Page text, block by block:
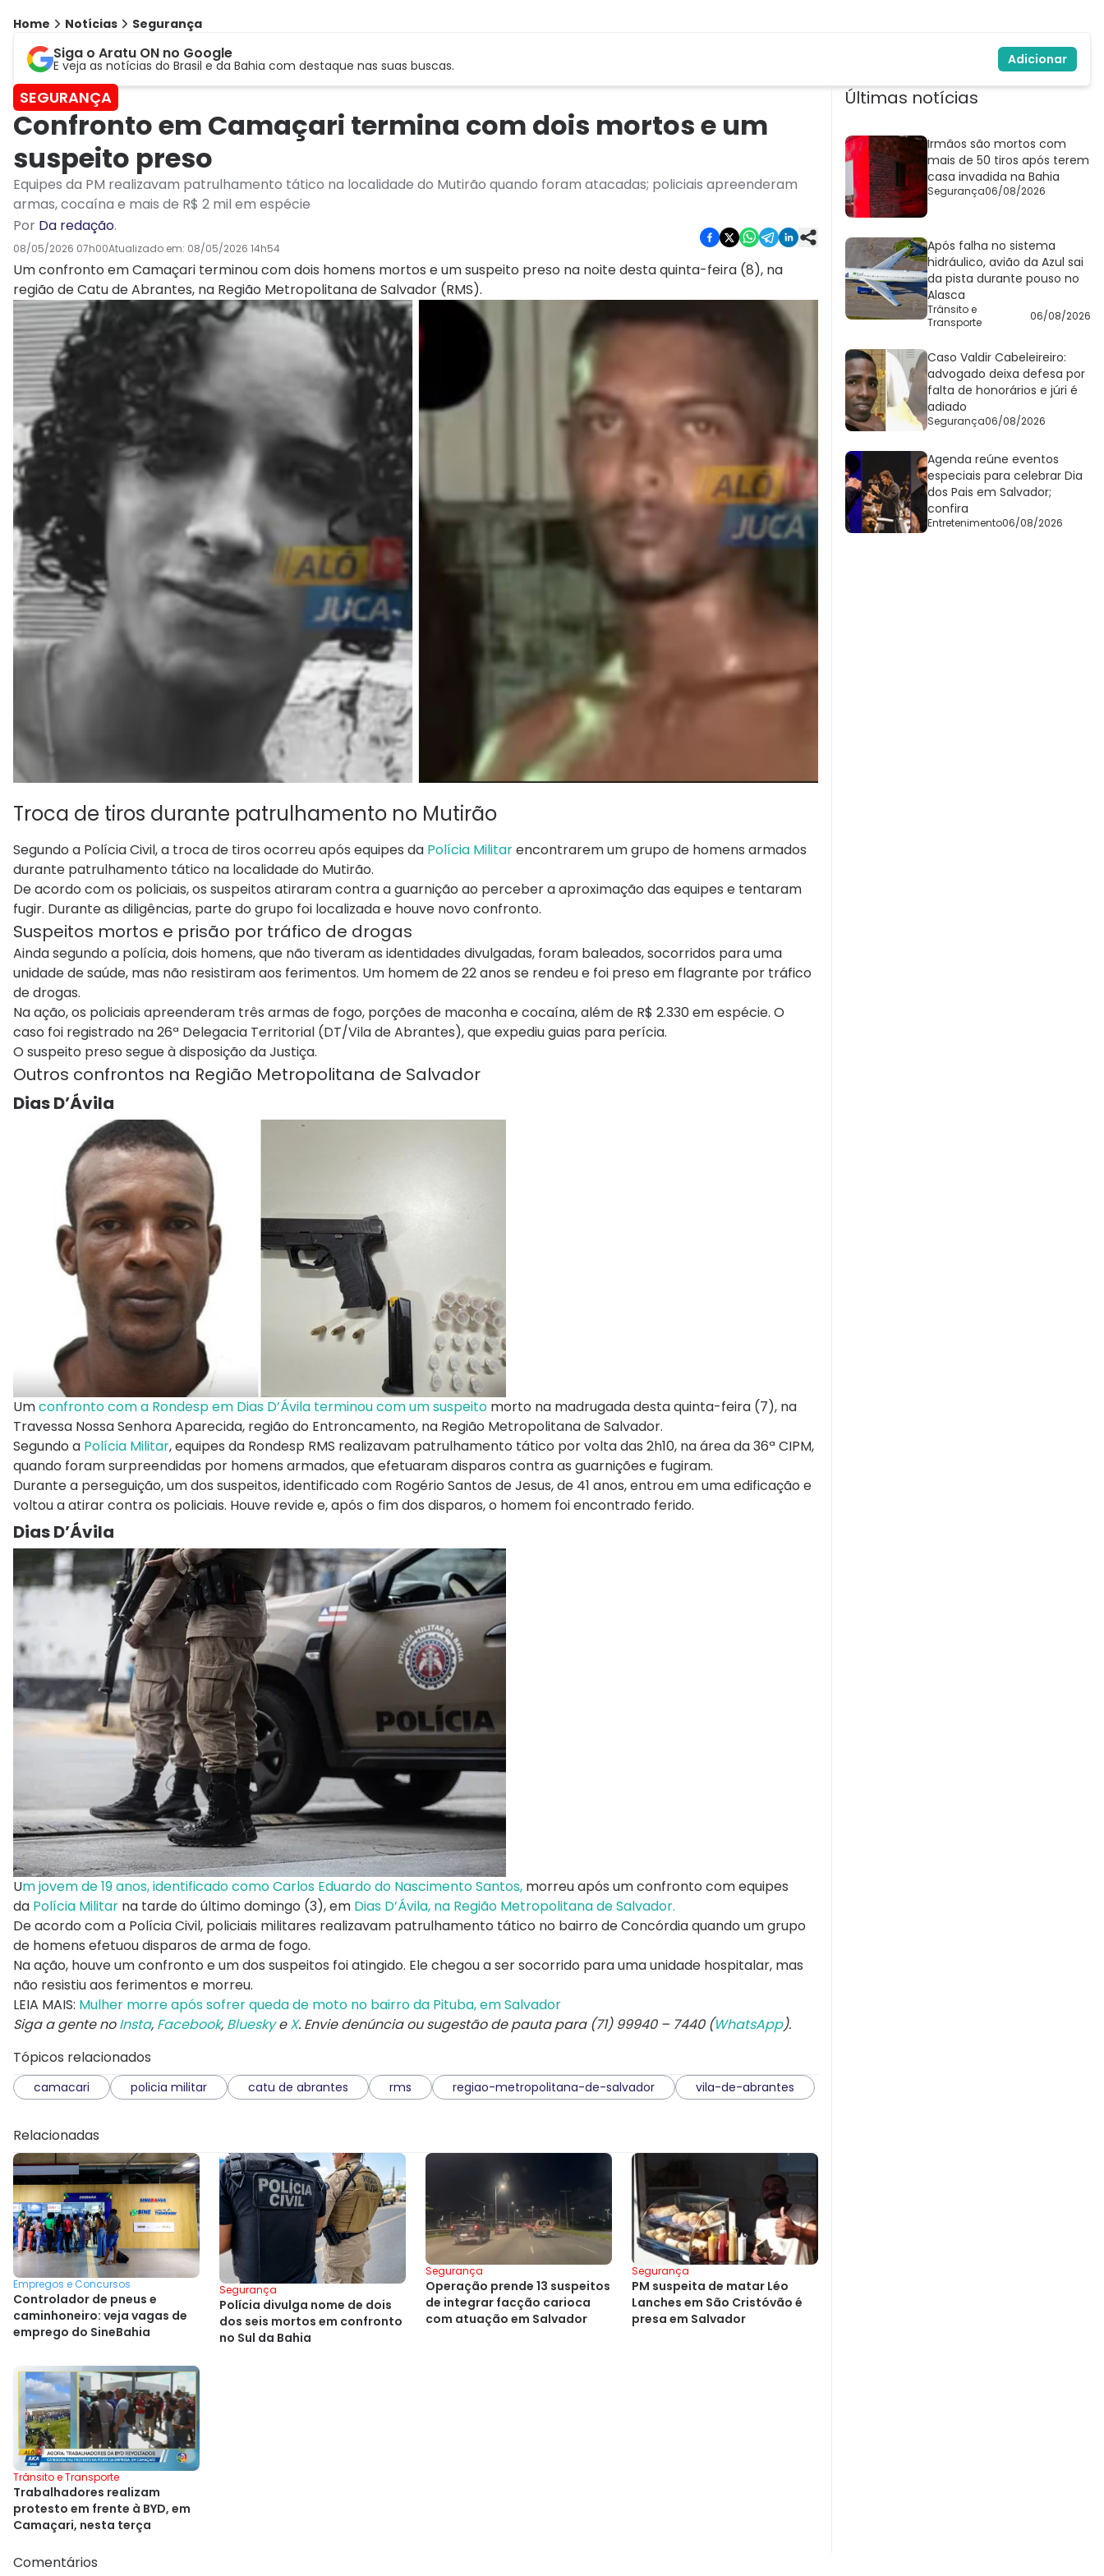
Home Notícias Segurança
Siga o Aratu ON no Google
E veja as notícias do Brasil e da Bahia com destaque nas suas buscas. Adicionar
SEGURANÇA
Confronto em Camaçari termina com dois mortos e um
suspeito preso
Equipes da PM realizavam patrulhamento tático na localidade do Mutirão quando foram atacadas; policiais apreenderam
armas, cocaína e mais de R$ 2 mil em espécie
Por Da redação.
08/05/2026 07h00Atualizado em: 08/05/2026 14h54
Um confronto em Camaçari terminou com dois homens mortos e um suspeito preso na noite desta quinta-feira (8), na
região de Catu de Abrantes, na Região Metropolitana de Salvador (RMS).
Troca de tiros durante patrulhamento no Mutirão
Segundo a Polícia Civil, a troca de tiros ocorreu após equipes da Polícia Militarencontrarem um grupo de homens armados
durante patrulhamento tático na localidade do Mutirão.
De acordo com os policiais, os suspeitos atiraram contra a guarnição ao perceber a aproximação das equipes e tentaram
fugir. Durante as diligências, parte do grupo foi localizada e houve novo confronto.
Suspeitos mortos e prisão por tráfico de drogas
Ainda segundo a polícia, dois homens, que não tiveram as identidades divulgadas, foram baleados, socorridos para uma
unidade de saúde, mas não resistiram aos ferimentos. Um homem de 22 anos se rendeu e foi preso em flagrante por tráfico
de drogas.
Na ação, os policiais apreenderam três armas de fogo, porções de maconha e cocaína, além de R$ 2.330 em espécie. O
caso foi registrado na 26ª Delegacia Territorial (DT/Vila de Abrantes), que expediu guias para perícia.
O suspeito preso segue à disposição da Justiça.
Outros confrontos na Região Metropolitana de Salvador
Dias D’Ávila
Umconfronto com a Rondesp em Dias D’Ávila terminou com um suspeito morto na madrugada desta quinta-feira (7), na
Travessa Nossa Senhora Aparecida, região do Entroncamento, na Região Metropolitana de Salvador.
Segundo a Polícia Militar, equipes da Rondesp RMS realizavam patrulhamento tático por volta das 2h10, na área da 36ª CIPM,
quando foram surpreendidas por homens armados, que efetuaram disparos contra as guarnições e fugiram.
Durante a perseguição, um dos suspeitos, identificado com Rogério Santos de Jesus, de 41 anos, entrou em uma edificação e
voltou a atirar contra os policiais. Houve revide e, após o fim dos disparos, o homem foi encontrado ferido.
Dias D’Ávila
Um jovem de 19 anos, identificado como Carlos Eduardo do Nascimento Santos, morreu após um confronto com equipes
da Polícia Militar na tarde do último domingo (3), em Dias D’Ávila, na Região Metropolitana de Salvador.
De acordo com a Polícia Civil, policiais militares realizavam patrulhamento tático no bairro de Concórdia quando um grupo
de homens efetuou disparos de arma de fogo.
Na ação, houve um confronto e um dos suspeitos foi atingido. Ele chegou a ser socorrido para uma unidade hospitalar, mas
não resistiu aos ferimentos e morreu.
LEIA MAIS: Mulher morre após sofrer queda de moto no bairro da Pituba, em Salvador
Siga a gente noInsta, Facebook, BlueskyeX. Envie denúncia ou sugestão de pauta para (71) 99940 – 7440 (WhatsApp).
Tópicos relacionados
camacari policia militar catu de abrantes rms regiao-metropolitana-de-salvador vila-de-abrantes
Relacionadas
Empregos e Concursos
Controlador de pneus e
caminhoneiro: veja vagas de
emprego do SineBahia
Segurança
Polícia divulga nome de dois
dos seis mortos em confronto
no Sul da Bahia
Segurança
Operação prende 13 suspeitos
de integrar facção carioca
com atuação em Salvador
Segurança
PM suspeita de matar Léo
Lanches em São Cristóvão é
presa em Salvador
Trânsito e Transporte
Trabalhadores realizam
protesto em frente à BYD, em
Camaçari, nesta terça
Últimas notícias
Irmãos são mortos com
mais de 50 tiros após terem
casa invadida na Bahia
Segurança06/08/2026
Após falha no sistema
hidráulico, avião da Azul sai
da pista durante pouso no
Alasca
Trânsito e
Transporte
06/08/2026
Caso Valdir Cabeleireiro:
advogado deixa defesa por
falta de honorários e júri é
adiado
Segurança06/08/2026
Agenda reúne eventos
especiais para celebrar Dia
dos Pais em Salvador;
confira
Entretenimento06/08/2026
Comentários